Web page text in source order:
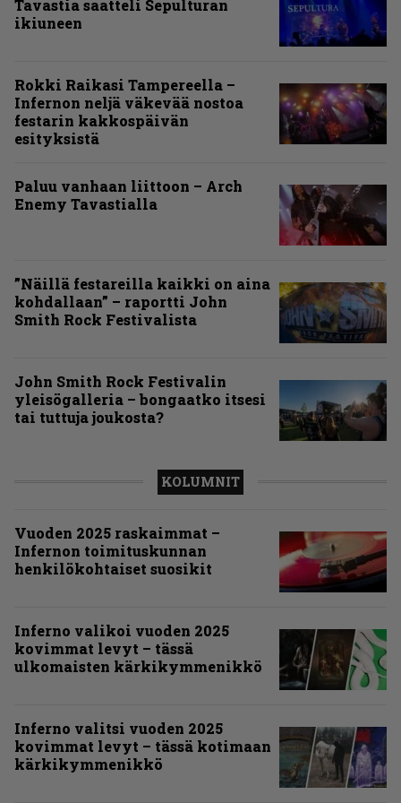
Tavastia saatteli Sepulturan
ikiuneen
Rokki Raikasi Tampereella –
Infernon neljä väkevää nostoa
festarin kakkospäivän
esityksistä
Paluu vanhaan liittoon – Arch
Enemy Tavastialla
”Näillä festareilla kaikki on aina
kohdallaan” – raportti John
Smith Rock Festivalista
John Smith Rock Festivalin
yleisögalleria – bongaatko itsesi
tai tuttuja joukosta?
KOLUMNIT
Vuoden 2025 raskaimmat –
Infernon toimituskunnan
henkilökohtaiset suosikit
Inferno valikoi vuoden 2025
kovimmat levyt – tässä
ulkomaisten kärkikymmenikkö
Inferno valitsi vuoden 2025
kovimmat levyt – tässä kotimaan
kärkikymmenikkö